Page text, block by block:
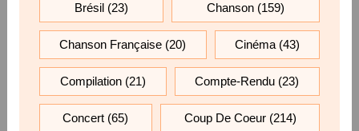
Brésil (23) Chanson (159)
Chanson Française (20) Cinéma(43)
Compilation(21) Compte-Rendu (23)
Concert (65) Coup De Coeur(214)